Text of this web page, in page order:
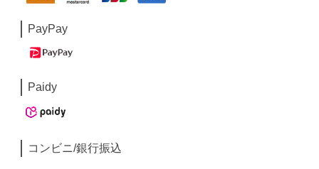
PayPay
Paidy
コンビニ/銀行振込